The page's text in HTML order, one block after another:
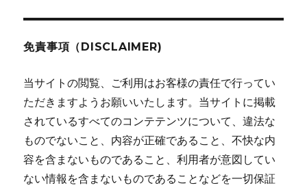
ン
免責事項（DISCLAIMER)
当サイトの閲覧、ご利用はお客様の責任で行ってい
ただきますようお願いいたします。当サイトに掲載
されているすべてのコンテテンツについて、違法な
ものでないこと、内容が正確であること、不快な内
容を含まないものであること、利用者が意図してい
ない情報を含まないものであることなどを一切保証